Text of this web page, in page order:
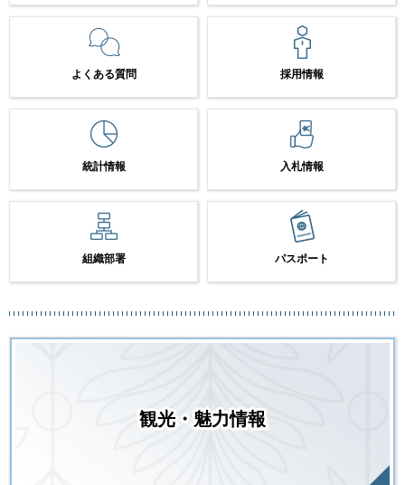
よくある質問 採用情報
統計情報 入札情報
組織部署 パスポート
観光・魅力情報